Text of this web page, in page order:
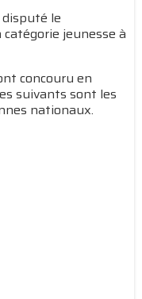
le
jeunesse à
concouru en
suivants sont les
nationaux.